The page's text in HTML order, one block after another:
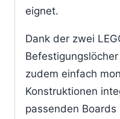
eignet.
Dank der zwei
zudem einfach
Konstruktionen
passenden